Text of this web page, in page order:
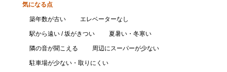
気になる点
築年数が古い エレベーターなし
駅から遠い / 坂がきつい 夏暑い・冬寒い
隣の音が聞こえる 周辺にスーパーが少ない
駐車場が少ない・取りにくい